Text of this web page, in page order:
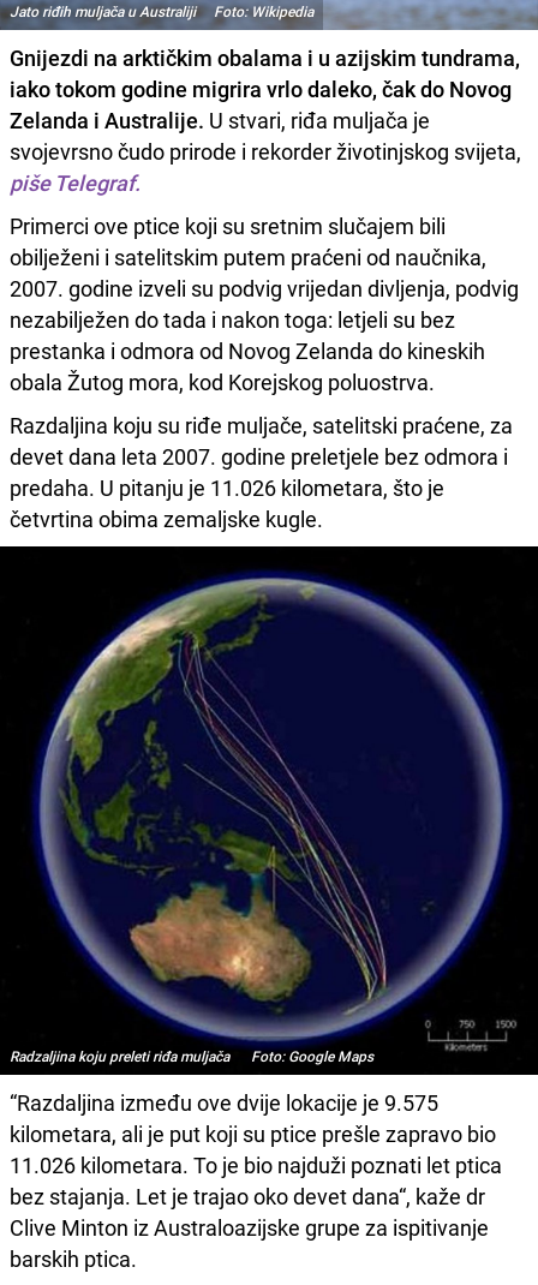
Jato riđih muljača u Australiji Foto: Wikipedia
Gnijezdi na arktičkim obalama i u azijskim tundrama,
iako tokom godine migrira vrlo daleko, čak do Novog
Zelanda i Australije. U stvari, riđa muljača je
svojevrsno čudo prirode i rekorder životinjskog svijeta,
piše Telegraf.
Primerci ove ptice koji su sretnim slučajem bili
obilježeni i satelitskim putem praćeni od naučnika,
2007. godine izveli su podvig vrijedan divljenja, podvig
nezabilježen do tada i nakon toga: letjeli su bez
prestanka i odmora od Novog Zelanda do kineskih
obala Žutog mora, kod Korejskog poluostrva.
Razdaljina koju su riđe muljače, satelitski praćene, za
devet dana leta 2007. godine preletjele bez odmora i
predaha. U pitanju je 11.026 kilometara, što je
četvrtina obima zemaljske kugle.
Radzaljina koju preleti riđa muljača Foto: Google Maps
“Razdaljina između ove dvije lokacije je 9.575
kilometara, ali je put koji su ptice prešle zapravo bio
11.026 kilometara. To je bio najduži poznati let ptica
bez stajanja. Let je trajao oko devet dana“, kaže dr
Clive Minton iz Australoazijske grupe za ispitivanje
barskih ptica.